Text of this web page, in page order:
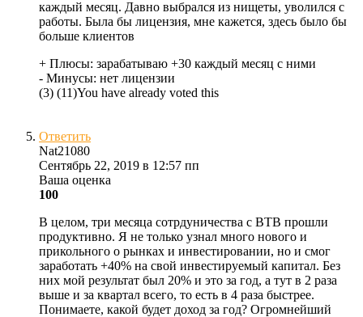
каждый месяц. Давно выбрался из нищеты, уволился с
работы. Была бы лицензия, мне кажется, здесь было бы
больше клиентов
+ Плюсы: зарабатываю +30 каждый месяц с ними
- Минусы: нет лицензии
(3) (11)You have already voted this
Ответить
Nat21080
Сентябрь 22, 2019 в 12:57 пп
Ваша оценка
100
В целом, три месяца сотрдуничества с BTB прошли
продуктивно. Я не только узнал много нового и
прикольного о рынках и инвестировании, но и смог
заработать +40% на свой инвестируемый капитал. Без
них мой результат был 20% и это за год, а тут в 2 раза
выше и за квартал всего, то есть в 4 раза быстрее.
Понимаете, какой будет доход за год? Огромнейший